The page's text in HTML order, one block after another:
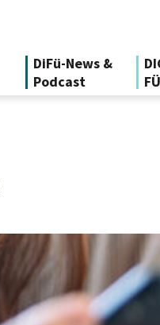
DiFü-News &
Podcast